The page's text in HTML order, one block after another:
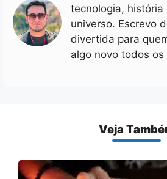
tecnologia,
universo. Escrevo
divertida para
algo novo todos os
Veja